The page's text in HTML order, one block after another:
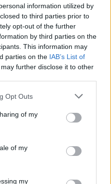
information utilized by
to third parties prior to
opt-out of the further
by third parties on the
This information may
parties on the IAB’s List of
further disclose it to other
uses one or more Google
behaviour. You may click to
and its third-party tags to
purposes in below Google
Opt Outs
of my
of my
my
miatt kellett riasztani a
katasztrófavédelem
munkatársait péntek
délután Jászfényszaru
és Boldog között. A
szárazságban
A katasztrófa
és önkéntes egysége
nehézgépek segítségével,
a tűz továbbterjedését.
, katasztrófavédelem